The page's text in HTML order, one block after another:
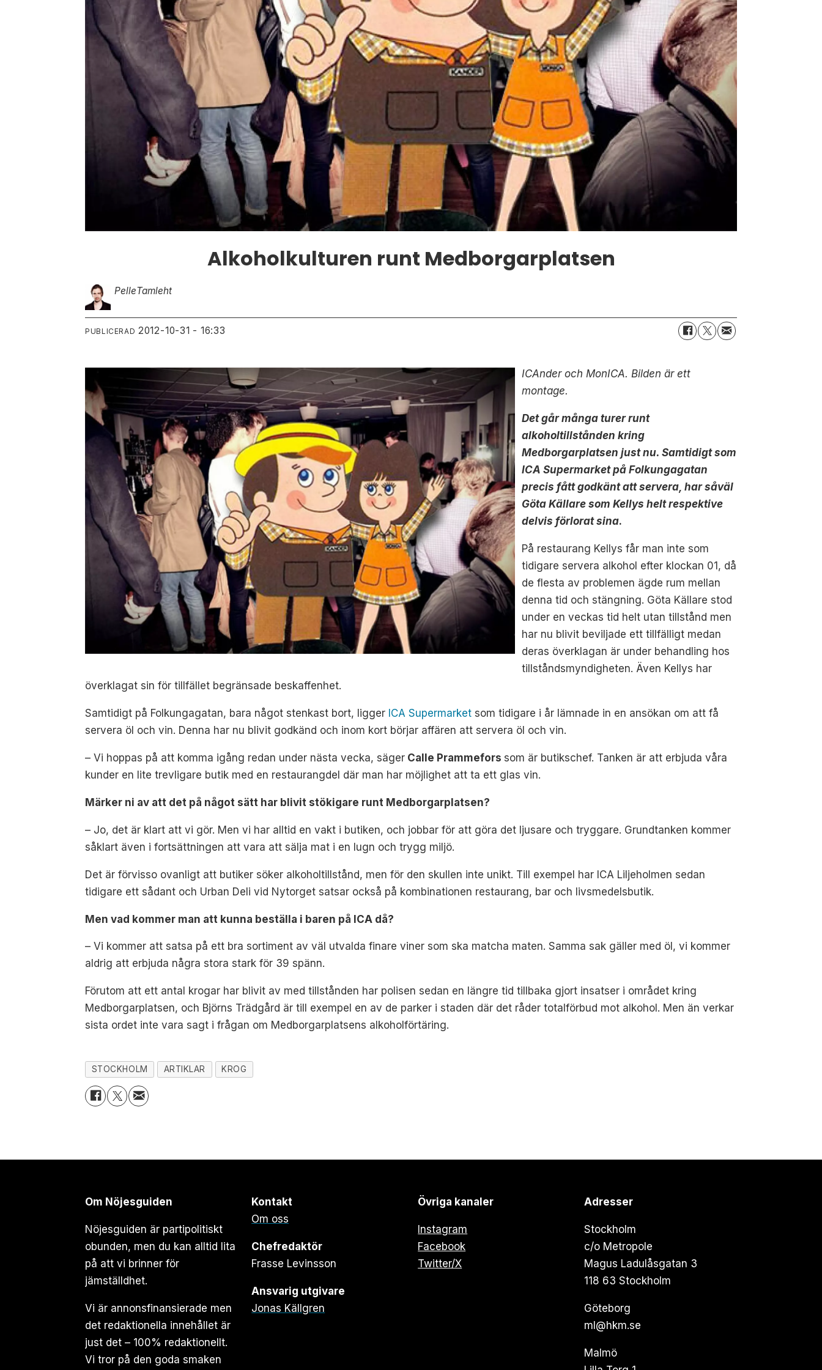
Alkoholkulturen runt Medborgarplatsen
PelleTamleht
PUBLICERAD 2012-10-31 - 16:33
ICAnder och MonICA. Bilden är ett
montage.
Det går många turer runt
alkoholtillstånden kring
Medborgarplatsen just nu. Samtidigt som
ICA Supermarket på Folkungagatan
precis fått godkänt att servera, har såväl
Göta Källare som Kellys helt respektive
delvis förlorat sina.
På restaurang Kellys får man inte som
tidigare servera alkohol efter klockan 01, då
de flesta av problemen ägde rum mellan
denna tid och stängning. Göta Källare stod
under en veckas tid helt utan tillstånd men
har nu blivit beviljade ett tillfälligt medan
deras överklagan är under behandling hos
tillståndsmyndigheten. Även Kellys har
överklagat sin för tillfället begränsade beskaffenhet.
Samtidigt på Folkungagatan, bara något stenkast bort, ligger ICA Supermarket som tidigare i år lämnade in en ansökan om att få
servera öl och vin. Denna har nu blivit godkänd och inom kort börjar affären att servera öl och vin.
– Vi hoppas på att komma igång redan under nästa vecka, säger Calle Prammeforssom är butikschef. Tanken är att erbjuda våra
kunder en lite trevligare butik med en restaurangdel där man har möjlighet att ta ett glas vin.
Märker ni av att det på något sätt har blivit stökigare runt Medborgarplatsen?
– Jo, det är klart att vi gör. Men vi har alltid en vakt i butiken, och jobbar för att göra det ljusare och tryggare. Grundtanken kommer
såklart även i fortsättningen att vara att sälja mat i en lugn och trygg miljö.
Det är förvisso ovanligt att butiker söker alkoholtillstånd, men för den skullen inte unikt. Till exempel har ICA Liljeholmen sedan
tidigare ett sådant och Urban Deli vid Nytorget satsar också på kombinationen restaurang, bar och livsmedelsbutik.
Men vad kommer man att kunna beställa i baren på ICA då?
– Vi kommer att satsa på ett bra sortiment av väl utvalda finare viner som ska matcha maten. Samma sak gäller med öl, vi kommer
aldrig att erbjuda några stora stark för 39 spänn.
Förutom att ett antal krogar har blivit av med tillstånden har polisen sedan en längre tid tillbaka gjort insatser i området kring
Medborgarplatsen, och Björns Trädgård är till exempel en av de parker i staden där det råder totalförbud mot alkohol. Men än verkar
sista ordet inte vara sagt i frågan om Medborgarplatsens alkoholförtäring.
STOCKHOLM ARTIKLAR KROG
Om Nöjesguiden
Nöjesguiden är partipolitiskt
obunden, men du kan alltid lita
på att vi brinner för
jämställdhet.
Vi är annonsfinansierade men
det redaktionella innehållet är
just det – 100% redaktionellt.
Vi tror på den goda smaken
Kontakt
Om oss
Chefredaktör
Frasse Levinsson
Ansvarig utgivare
Jonas Källgren
Övriga kanaler
Instagram
Facebook
Twitter/X
Adresser
Stockholm
c/o Metropole
Magus Ladulåsgatan 3
118 63 Stockholm
Göteborg
ml@hkm.se
Malmö